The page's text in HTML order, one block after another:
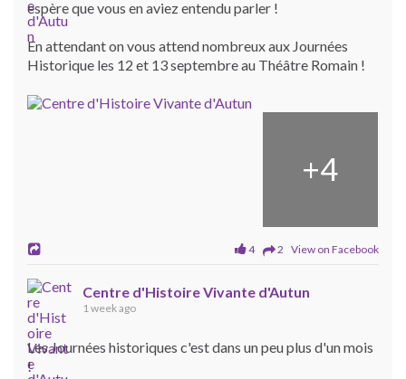
espère que vous en aviez entendu parler !
En attendant on vous attend nombreux aux Journées
Historique les 12 et 13 septembre au Théâtre Romain !
+4
4 2 View on Facebook
Centre d'Histoire Vivante d'Autun
1 week ago
Les Journées historiques c'est dans un peu plus d'un mois
!